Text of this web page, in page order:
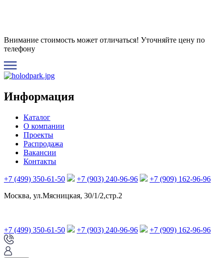
Внимание стоимость может отличаться! Уточняйте цену по
телефону
Информация
Каталог
О компании
Проекты
Распродажа
Вакансии
Контакты
+7 (499) 350-61-50 +7 (903) 240-96-96
+7 (909) 162-96-96
Москва, ул.Мясницкая, 30/1/2,стр.2
+7 (499) 350-61-50 +7 (903) 240-96-96 +7 (909) 162-96-96